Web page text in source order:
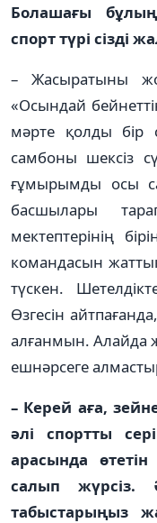
Болашағы
спорт түрі сізді
– Жасыратыны
«Осындай
мәрте қолды бір
самбоны шексіз
ғұмырымды осы
басшылары
мектептерінің
командасын
түскен.
Өзгесін
ал­ған­мын. Алайда
ешнәрсеге
– Керей аға,
әлі спорт­ты
арасында
салып жүр­сіз.
табыстарыңыз